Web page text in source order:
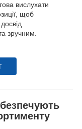
вислухати
щоб
зручним.